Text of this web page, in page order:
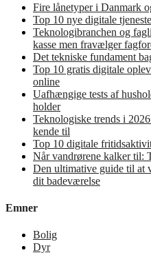
Fire lånetyper i Danmark
Top 10 nye digitale
Teknologibranchen og
kasse men fravælger
Det tekniske fundament
Top 10 gratis digitale
online
Uafhængige tests af
holder
Teknologiske trends i
kende til
Top 10 digitale
Når vandrørene kalker til:
Den ultimative guide til at
dit badeværelse
Emner
Bolig
Dyr